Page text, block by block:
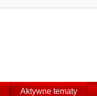
Aktywne tematy